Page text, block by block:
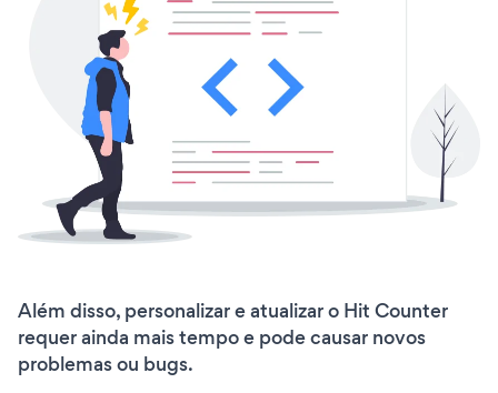
Além disso, personalizar e atualizar o Hit Counter
requer ainda mais tempo e pode causar novos
problemas ou bugs.